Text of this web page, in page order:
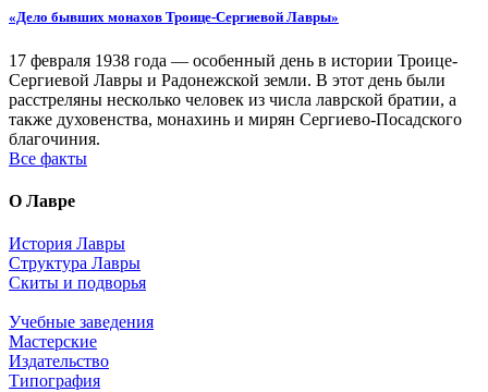
«Дело бывших монахов Троице-Сергиевой Лавры»
17 февраля 1938 года — особенный день в истории Троице-
Сергиевой Лавры и Радонежской земли. В этот день были
расстреляны несколько человек из числа лаврской братии, а
также духовенства, монахинь и мирян Сергиево-Посадского
благочиния.
Все факты
О Лавре
История Лавры
Структура Лавры
Скиты и подворья
Учебные заведения
Мастерские
Издательство
Типография